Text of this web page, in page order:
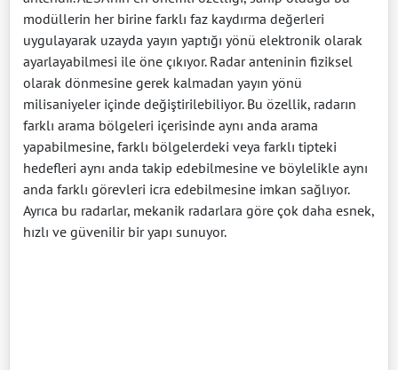
modüllerin her birine farklı faz kaydırma değerleri
uygulayarak uzayda yayın yaptığı yönü elektronik olarak
ayarlayabilmesi ile öne çıkıyor. Radar anteninin fiziksel
olarak dönmesine gerek kalmadan yayın yönü
milisaniyeler içinde değiştirilebiliyor. Bu özellik, radarın
farklı arama bölgeleri içerisinde aynı anda arama
yapabilmesine, farklı bölgelerdeki veya farklı tipteki
hedefleri aynı anda takip edebilmesine ve böylelikle aynı
anda farklı görevleri icra edebilmesine imkan sağlıyor.
Ayrıca bu radarlar, mekanik radarlara göre çok daha esnek,
hızlı ve güvenilir bir yapı sunuyor.